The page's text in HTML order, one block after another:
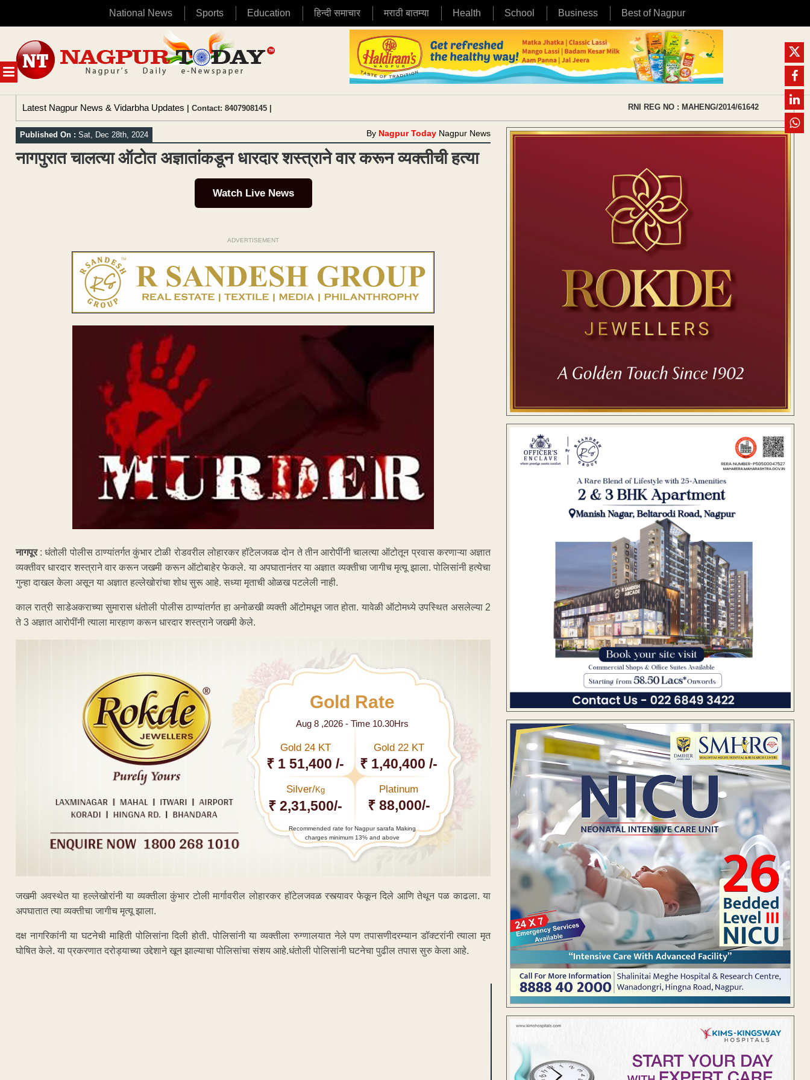
National News Sports Education हिन्दी समाचार मराठी बातम्या Health School Business Best of Nagpur
MENU
content
Latest Nagpur News & Vidarbha Updates | Contact: 8407908145 | RNI REG NO : MAHENG/2014/61642
Published On : Sat, Dec 28th, 2024 By Nagpur Today Nagpur News
नागपुरात चालत्या ऑटोत अज्ञातांकडून धारदार शस्त्राने वार करून व्यक्तीची हत्या
Watch Live News
ADVERTISEMENT
नागपूर : धंतोली पोलीस ठाण्यांतर्गत कुंभार टोळी रोडवरील लोहारकर हॉटेलजवळ दोन ते तीन आरोपींनी चालत्या ऑटोतून प्रवास करणाऱ्या अज्ञात
व्यक्तीवर धारदार शस्त्राने वार करून जखमी करून ऑटोबाहेर फेकले. या अपघातानंतर या अज्ञात व्यक्तीचा जागीच मृत्यू झाला. पोलिसांनी हत्येचा
गुन्हा दाखल केला असून या अज्ञात हल्लेखोरांचा शोध सुरू आहे. सध्या मृताची ओळख पटलेली नाही.
काल रात्री साडेअकराच्या सुमारास धंतोली पोलीस ठाण्यांतर्गत हा अनोळखी व्यक्ती ऑटोमधून जात होता. यावेळी ऑटोमध्ये उपस्थित असलेल्या 2
ते 3 अज्ञात आरोपींनी त्याला मारहाण करून धारदार शस्त्राने जखमी केले.
Gold Rate
Aug 8 ,2026 - Time 10.30Hrs
Gold 24 KT
₹ 1 51,400 /-
Gold 22 KT
₹ 1,40,400 /-
Silver/Kg
₹ 2,31,500/-
Platinum
₹ 88,000/-
Recommended rate for Nagpur sarafa Making
charges minimum 13% and above
जखमी अवस्थेत या हल्लेखोरांनी या व्यक्तीला कुंभार टोली मार्गावरील लोहारकर हॉटेलजवळ रस्त्यावर फेकून दिले आणि तेथून पळ काढला. या
अपघातात त्या व्यक्तीचा जागीच मृत्यू झाला.
दक्ष नागरिकांनी या घटनेची माहिती पोलिसांना दिली होती. पोलिसांनी या व्यक्तीला रुग्णालयात नेले पण तपासणीदरम्यान डॉक्टरांनी त्याला मृत
घोषित केले. या प्रकरणात दरोड्याच्या उद्देशाने खून झाल्याचा पोलिसांचा संशय आहे.धंतोली पोलिसांनी घटनेचा पुढील तपास सुरु केला आहे.